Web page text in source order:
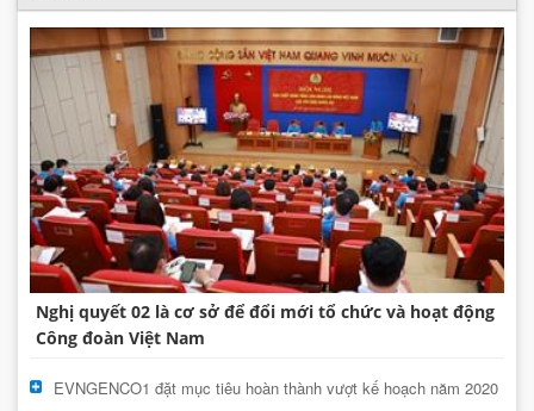
Nghị quyết 02 là cơ sở để đổi mới tổ chức và hoạt động
Công đoàn Việt Nam
EVNGENCO1 đặt mục tiêu hoàn thành vượt kế hoạch năm 2020